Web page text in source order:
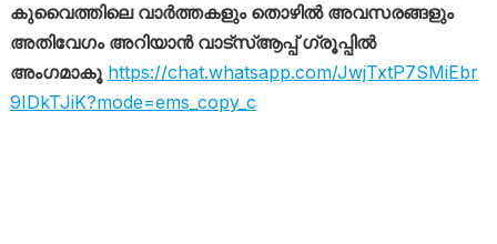
കുവൈത്തിലെ വാർത്തകളും തൊഴിൽ അവസരങ്ങളും
അതിവേഗം അറിയാൻ വാട്സ്ആപ്പ് ഗ്രൂപ്പിൽ
അംഗമാകൂ https://chat.whatsapp.com/JwjTxtP7SMiEbr
9IDkTJiK?mode=ems_copy_c